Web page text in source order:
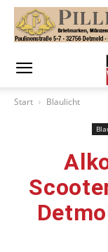
Start Blaulicht